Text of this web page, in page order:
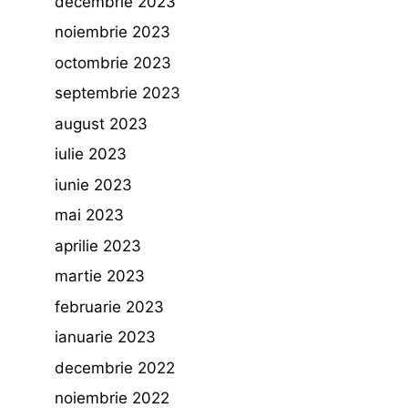
noiembrie 2023
octombrie 2023
septembrie 2023
august 2023
iulie 2023
iunie 2023
mai 2023
aprilie 2023
martie 2023
februarie 2023
ianuarie 2023
decembrie 2022
noiembrie 2022